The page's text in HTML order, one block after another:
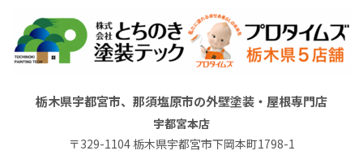
栃木県宇都宮市、那須塩原市の外壁塗装・屋根専門店
宇都宮本店
〒329-1104 栃木県宇都宮市下岡本町1798-1